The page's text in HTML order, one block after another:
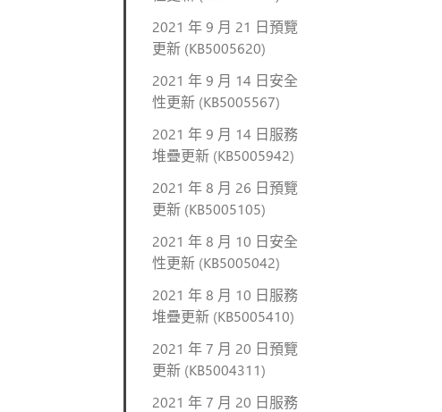
2021 年 9 月 21 日預覽
更新 (KB5005620)
2021 年 9 月 14 日安全
性更新 (KB5005567)
2021 年 9 月 14 日服務
堆疊更新 (KB5005942)
2021 年 8 月 26 日預覽
更新 (KB5005105)
2021 年 8 月 10 日安全
性更新 (KB5005042)
2021 年 8 月 10 日服務
堆疊更新 (KB5005410)
2021 年 7 月 20 日預覽
更新 (KB5004311)
2021 年 7 月 20 日服務